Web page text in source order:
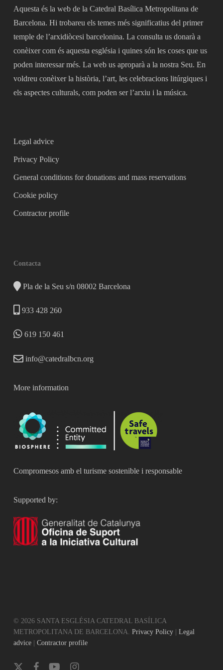
Aquesta és la web de la Catedral Basílica Metropolitana de
Barcelona. Hi trobareu els temes més significatius del primer
temple de l’arxidiòcesi barcelonina. La consulta us donarà a
conèixer com és aquesta església i quines són les coses que us
poden interessar més. La web us aproparà a la nostra Seu. En
voldreu conèixer la història, l’art, les celebracions litúrgiques i
els aspectes culturals, com poden ser l’arxiu i la música.
Legal advice
Privacy Policy
General conditions for donations and mass reservations
Cookie policy
Contractor profile
Contacta
Pla de la Seu s/n 08002 Barcelona
933 428 260
619 150 461
info@catedralbcn.org
More information
Compromesos amb el turisme sostenible i responsable
Supported by:
© 2026 SANTA ESGLÉSIA CATEDRAL BASÍLICA
METROPOLITANA DE BARCELONA. Privacy Policy| Legal
advice| Contractor profile
x- facebookyoutubeinstagram